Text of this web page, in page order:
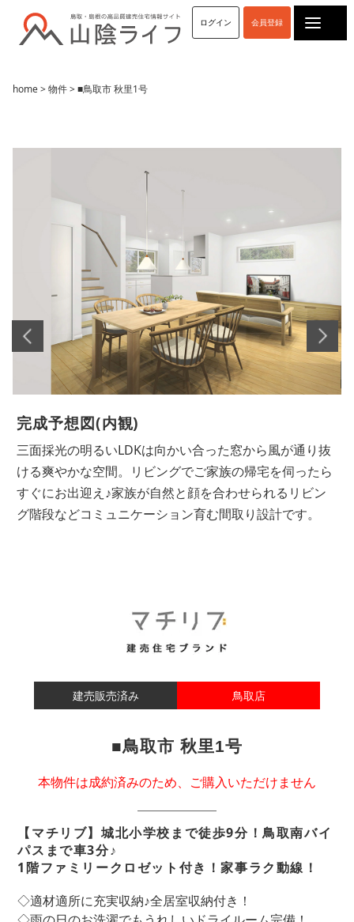
ログイン 会員登録
home>物件> ■鳥取市 秋里1号
完成予想図(内観)
三面採光の明るいLDKは向かい合った窓から風が通り抜
ける爽やかな空間。リビングでご家族の帰宅を伺ったら
すぐにお出迎え♪家族が自然と顔を合わせられるリビン
グ階段などコミュニケーション育む間取り設計です。
建売販売済み 鳥取店
■鳥取市 秋里1号
本物件は成約済みのため、ご購入いただけません
【マチリブ】城北小学校まで徒歩9分！鳥取南バイ
パスまで車3分♪
1階ファミリークロゼット付き！家事ラク動線！
◇適材適所に充実収納♪全居室収納付き！